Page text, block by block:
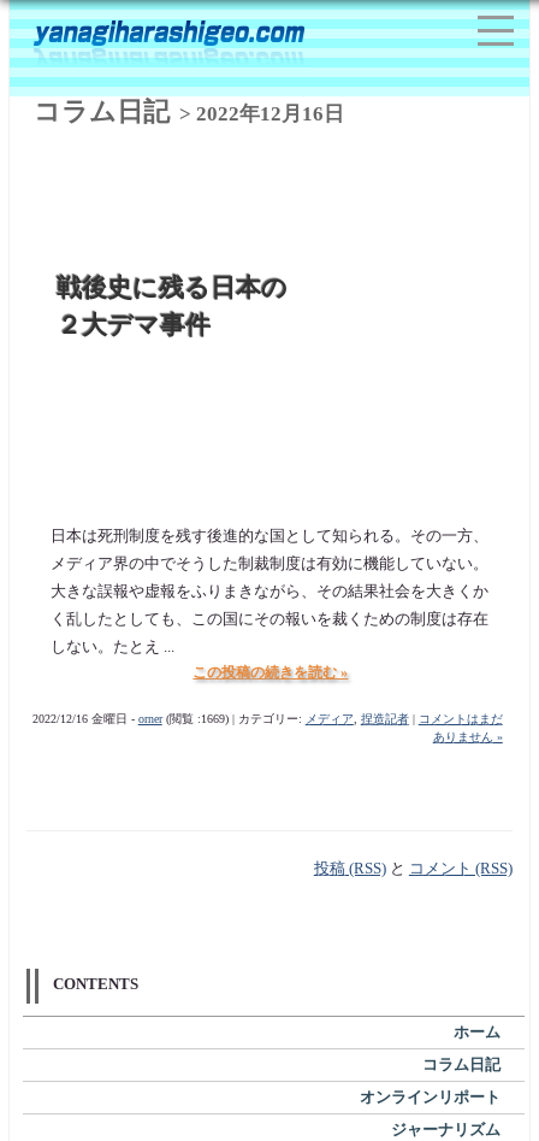
コラム日記> 2022年12月16日
戦後史に残る日本の
２大デマ事件
日本は死刑制度を残す後進的な国として知られる。その一方、
メディア界の中でそうした制裁制度は有効に機能していない。
大きな誤報や虚報をふりまきながら、その結果社会を大きくか
く乱したとしても、この国にその報いを裁くための制度は存在
しない。たとえ ...
この投稿の続きを読む »
2022/12/16 金曜日 - orner(閲覧 :1669) | カテゴリー: メディア, 捏造記者|
コメントはまだ
ありません »
投稿 (RSS)と コメント (RSS)
CONTENTS
ホーム
コラム日記
オンラインリポート
ジャーナリズム